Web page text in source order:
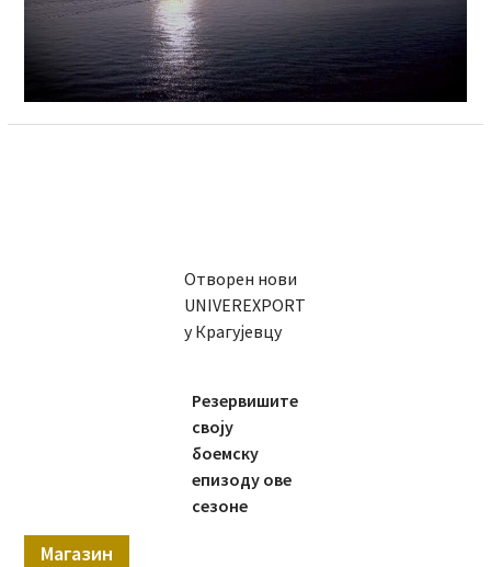
Отворен нови
UNIVEREXPORT
у Крагујевцу
Резервишите
своју
боемску
епизоду ове
сезоне
Магазин